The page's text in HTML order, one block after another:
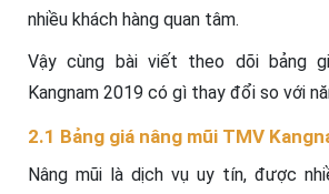
nhiều khách hàng quan tâm.
Vậy cùng bài viết theo dõi bảng
Kangnam 2019 có gì thay đổi so với
2.1 Bảng giá nâng mũi TMV
Nâng mũi là dịch vụ uy tín, được